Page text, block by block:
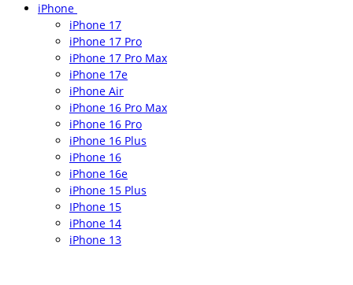
iPhone
iPhone 17
iPhone 17 Pro
iPhone 17 Pro Max
iPhone 17e
iPhone Air
iPhone 16 Pro Max
iPhone 16 Pro
iPhone 16 Plus
iPhone 16
iPhone 16e
iPhone 15 Plus
IPhone 15
iPhone 14
iPhone 13